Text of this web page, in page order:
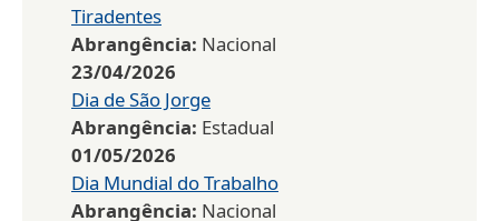
Tiradentes
Abrangência: Nacional
23/04/2026
Dia de São Jorge
Abrangência: Estadual
01/05/2026
Dia Mundial do Trabalho
Abrangência: Nacional